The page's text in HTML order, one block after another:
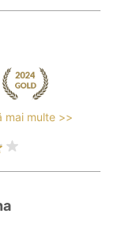
mai multe >>